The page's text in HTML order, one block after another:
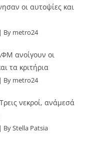
οι αυτοψίες και
By metro24
ανοίγουν οι
τα κριτήρια
By metro24
νεκροί, ανάμεσά
By Stella Patsia